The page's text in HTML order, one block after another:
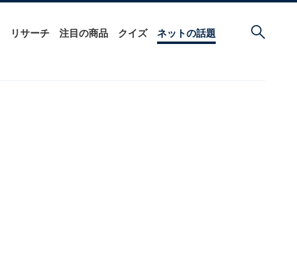
リサーチ 注目の商品 クイズ ネットの話題